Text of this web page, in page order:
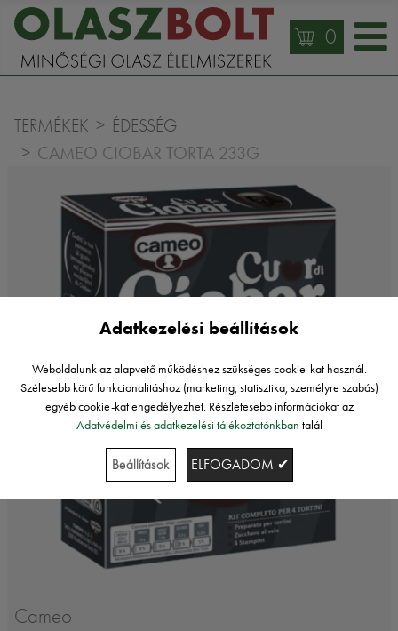
0
TERMÉKEK ÉDESSÉG
CAMEO CIOBAR TORTA 233G
Cameo
Adatkezelési beállítások
Weboldalunk az alapvető működéshez szükséges cookie-kat használ.
Szélesebb körű funkcionalitáshoz (marketing, statisztika, személyre szabás)
egyéb cookie-kat engedélyezhet. Részletesebb információkat az
Adatvédelmi és adatkezelési tájékoztatónkban talál
Beállítások ELFOGADOM ✔